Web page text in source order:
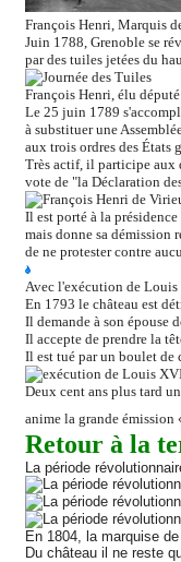
François Henri, Marquis
Juin 1788, Grenoble se
par des tuiles jetées du
François Henri, élu
Le 25 juin 1789
à substituer une
aux trois ordres des États
Très actif, il participe aux
vote de "la Déclaration
Il est porté à la
mais donne sa démission
de ne protester contre
Avec l'exécution de
En 1793 le château est
Il demande à son épouse
Il accepte de prendre la
Il est tué par un boulet de
Deux cent ans plus tard
anime la grande émission
Retour à la
La période
En 1804, la marquise
Du château il ne reste